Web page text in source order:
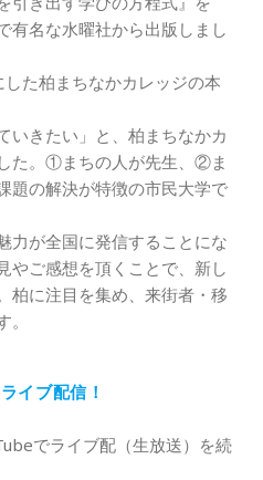
有名な水曜社から出版しまし
た柏まちなかカレッジの本
いきたい」と、柏まちなかカ
た。①まちの人が先生、②ま
題の解決が特徴の市民大学で
力が全国に発信することにな
やご感想を頂くことで、新し
柏に注目を集め、来街者・移
イブ配信！
でライブ配（生放送）を続